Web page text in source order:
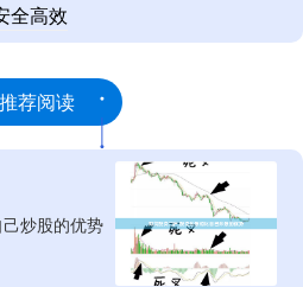
全高效
推荐阅读
炒股的优势